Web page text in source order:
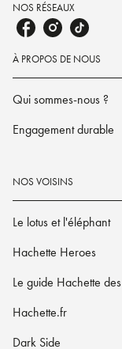
NOS RÉSEAUX
À PROPOS DE NOUS
Qui sommes-nous ?
Engagement durable
NOS VOISINS
Le lotus et l'éléphant
Hachette Heroes
Le guide Hachette
Hachette.fr
Dark Side